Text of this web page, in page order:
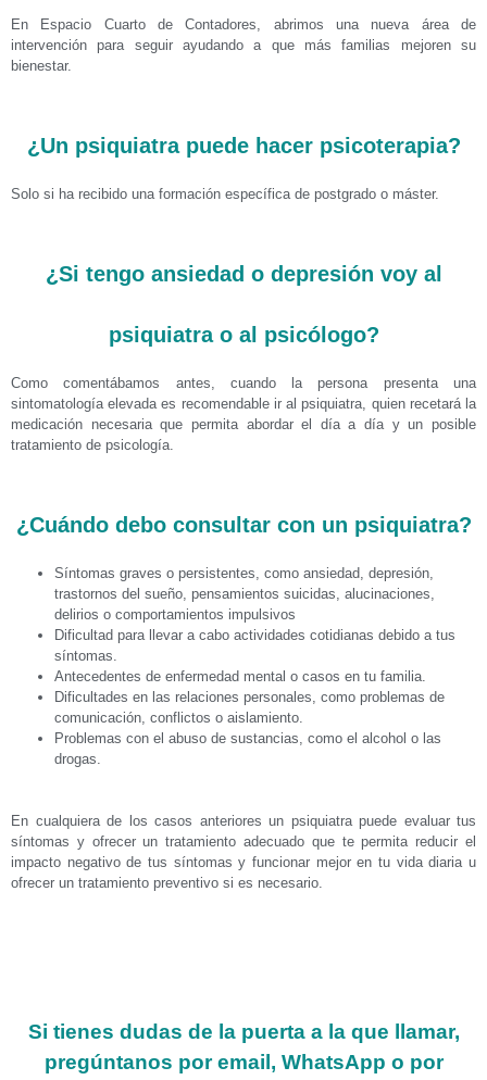
En Espacio Cuarto de Contadores, abrimos una nueva área de
intervención para seguir ayudando a que más familias mejoren su
bienestar.
¿Un psiquiatra puede hacer psicoterapia?
Solo si ha recibido una formación específica de postgrado o máster.
¿Si tengo ansiedad o depresión voy al
psiquiatra o al psicólogo?
Como comentábamos antes, cuando la persona presenta una
sintomatología elevada es recomendable ir al psiquiatra, quien recetará la
medicación necesaria que permita abordar el día a día y un posible
tratamiento de psicología.
¿Cuándo debo consultar con un psiquiatra?
Síntomas graves o persistentes, como ansiedad, depresión,
trastornos del sueño, pensamientos suicidas, alucinaciones,
delirios o comportamientos impulsivos
Dificultad para llevar a cabo actividades cotidianas debido a tus
síntomas.
Antecedentes de enfermedad mental o casos en tu familia.
Dificultades en las relaciones personales, como problemas de
comunicación, conflictos o aislamiento.
Problemas con el abuso de sustancias, como el alcohol o las
drogas.
En cualquiera de los casos anteriores un psiquiatra puede evaluar tus
síntomas y ofrecer un tratamiento adecuado que te permita reducir el
impacto negativo de tus síntomas y funcionar mejor en tu vida diaria u
ofrecer un tratamiento preventivo si es necesario.
Si tienes dudas de la puerta a la que llamar,
pregúntanos por email, WhatsApp o por